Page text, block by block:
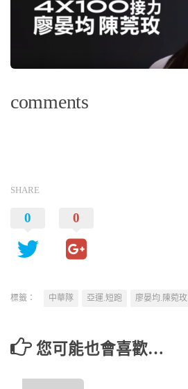
comments
SHARE
0 0
標籤： 中華隊 亞運.短跑 廖晏均.陳菀玫
您可能也會喜歡…